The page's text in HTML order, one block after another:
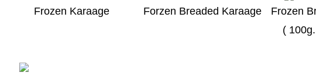
Frozen Karaage Forzen Breaded Karaage
Frozen
(